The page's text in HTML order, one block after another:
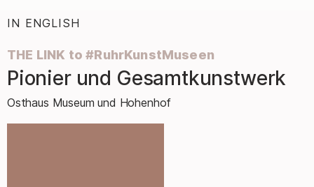
IN ENGLISH
THE LINK to #RuhrKunstMuseen
–
Pionier und Gesamtkunstwerk
Osthaus Museum und Hohenhof